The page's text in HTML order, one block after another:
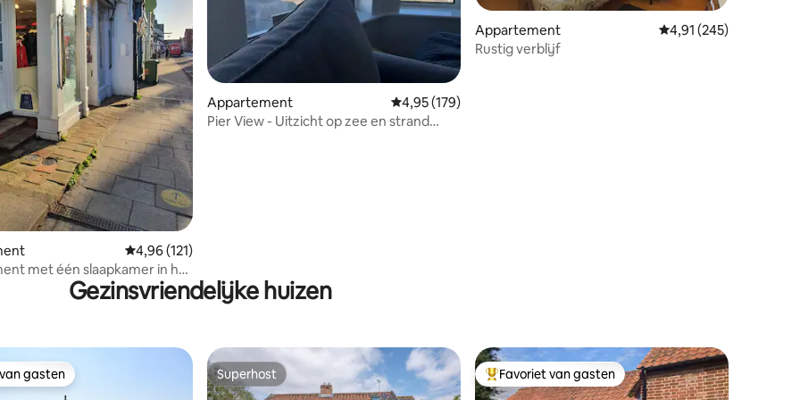
van 4,93 uit 5, 233 recensies
Gemiddelde beoordeling van 4,96 uit 5, 121 recensies
4,96 (121)
met één slaapkamer in het
Southwold
Appartement Gemiddelde beoordeling van 4,95 uit 5, 179 recensies
4,95 (179)
Pier View - Uitzicht op zee en strand
Appartement Gemiddelde
4,91 (245)
Rustig verblijf
Gezinsvriendelijke huizen
gasten
gasten Superhost
Superhost Topfavoriet van gasten
Favoriet van gasten